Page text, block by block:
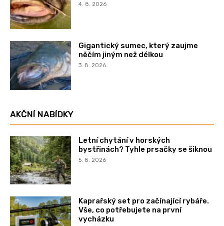
4. 8. 2026
Gigantický sumec, který zaujme
něčím jiným než délkou
3. 8. 2026
AKČNÍ NABÍDKY
Letní chytání v horských
bystřinách? Tyhle prsačky se šiknou
5. 8. 2026
Kaprařský set pro začínající rybáře.
Vše, co potřebujete na první
vycházku